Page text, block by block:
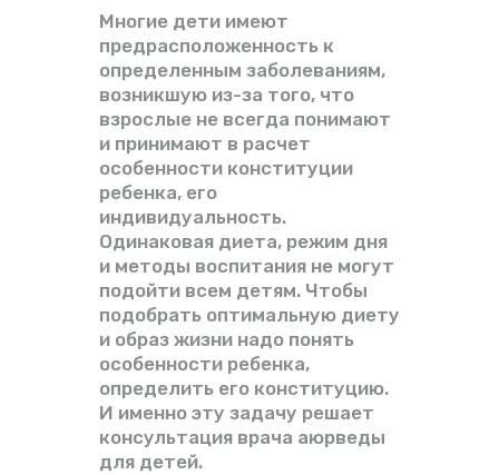
Многие дети имеют
предрасположенность к
определенным заболеваниям,
возникшую из-за того, что
взрослые не всегда понимают
и принимают в расчет
особенности конституции
ребенка, его
индивидуальность.
Одинаковая диета, режим дня
и методы воспитания не могут
подойти всем детям. Чтобы
подобрать оптимальную диету
и образ жизни надо понять
особенности ребенка,
определить его конституцию.
И именно эту задачу решает
консультация врача аюрведы
для детей.